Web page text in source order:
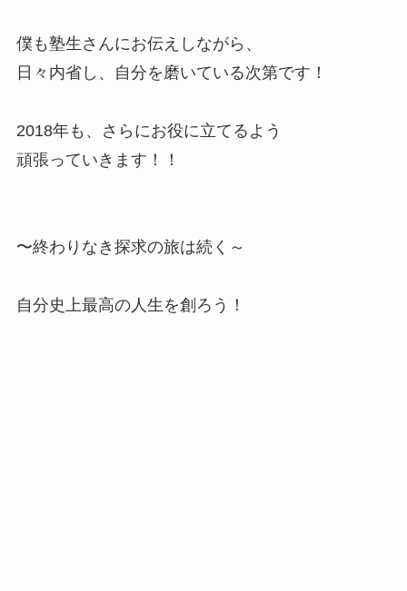
僕も塾生さんにお伝えしながら、
日々内省し、自分を磨いている次第です！
2018年も、さらにお役に立てるよう
頑張っていきます！！
〜終わりなき探求の旅は続く～
自分史上最高の人生を創ろう！